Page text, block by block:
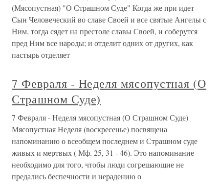
(Мясопустная) "О Страшном Суде" Когда же при идет
Сын Человеческий во славе Своей и все святые Ангелы с
Ним, тогда сядет на престоле славы Своей, и соберутся
пред Ним все народы; и отделит одних от других, как
пастырь отделяет
7 Февраля - Неделя мясопустная (О
Страшном Суде)
7 Февраля - Неделя мясопустная (О Страшном Суде)
Мясопустная Неделя (воскресенье) посвящена
напоминанию о всеобщем последнем и Страшном суде
живых и мертвых ( Мф. 25, 31 - 46). Это напоминание
необходимо для того, чтобы люди согрешающие не
предались беспечности и нерадению о